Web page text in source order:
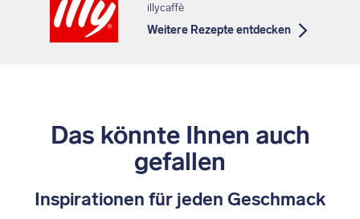
illycaffè
Weitere Rezepte entdecken
Das könnte Ihnen auch
gefallen
Inspirationen für jeden Geschmack